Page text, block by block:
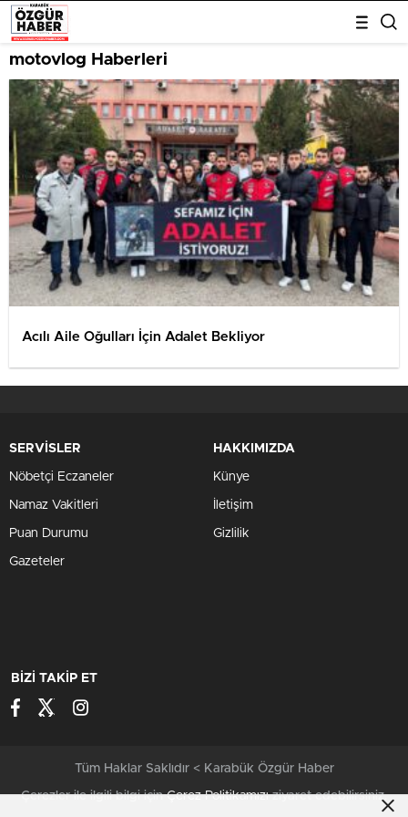
motovlog Haberleri
Acılı Aile Oğulları İçin Adalet Bekliyor
SERVİSLER
Nöbetçi Eczaneler
Namaz Vakitleri
Puan Durumu
Gazeteler
HAKKIMIZDA
Künye
İletişim
Gizlilik
BİZİ TAKİP ET
Tüm Haklar Saklıdır < Karabük Özgür Haber
Çerezler ile ilgili bilgi içinÇerez Politikamızıziyaret edebilirsiniz.